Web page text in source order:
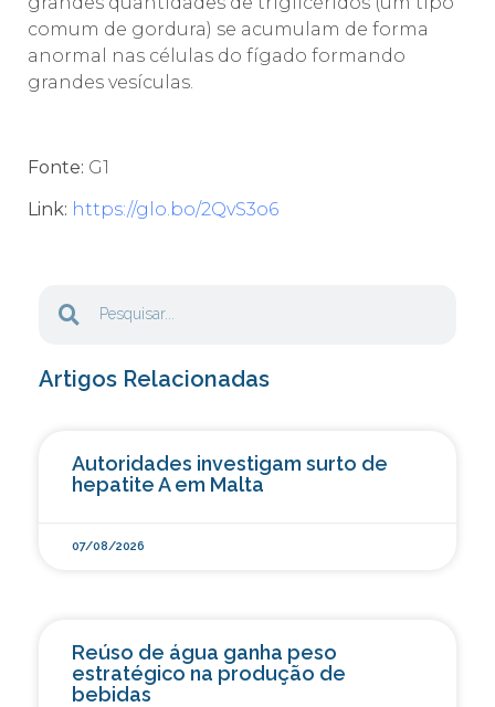
comum de gordura) se acumulam de forma
anormal nas células do fígado formando
grandes vesículas.
Fonte: G1
Link: https://glo.bo/2QvS3o6
Artigos Relacionadas
Autoridades investigam surto de
hepatite A em Malta
07/08/2026
Reúso de água ganha peso
estratégico na produção de
bebidas